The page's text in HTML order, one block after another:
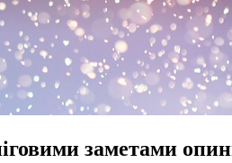
заметами